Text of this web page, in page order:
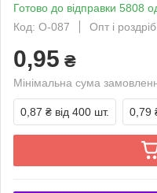
Готово до відправки 5808
Код: O-087
Опт і роздріб
0,95 ₴
Мінімальна сума
0,87 ₴ від 400 шт. 0,79